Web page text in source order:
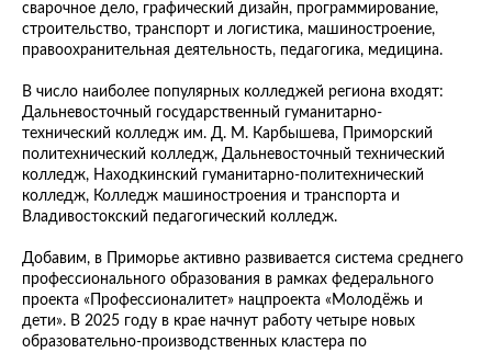
сварочное дело, графический дизайн, программирование,
строительство, транспорт и логистика, машиностроение,
правоохранительная деятельность, педагогика, медицина.
В число наиболее популярных колледжей региона входят:
Дальневосточный государственный гуманитарно-
технический колледж им. Д. М. Карбышева, Приморский
политехнический колледж, Дальневосточный технический
колледж, Находкинский гуманитарно-политехнический
колледж, Колледж машиностроения и транспорта и
Владивостокский педагогический колледж.
Добавим, в Приморье активно развивается система среднего
профессионального образования в рамках федерального
проекта «Профессионалитет» нацпроекта «Молодёжь и
дети». В 2025 году в крае начнут работу четыре новых
образовательно-производственных кластера по